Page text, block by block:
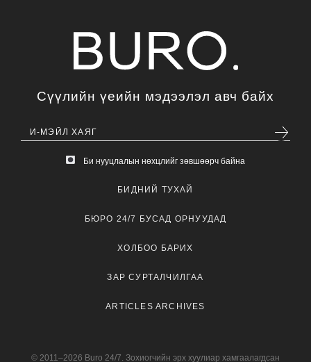
Сүүлийн үеийн мэдээлэл авч байх
Би нууцлалын нөхцлийг зөвшөөрч байна
БИДНИЙ ТУХАЙ
БЮРО 24/7 БУСАД ОРНУУДАД
ХОЛБОО БАРИХ
ЗАР СУРТАЛЧИЛГАА
ARTICLES ARCHIVES
© 2011–2026 Buro 24/7. Зохиогчийн эрх хуулиар хамгаалагдсан